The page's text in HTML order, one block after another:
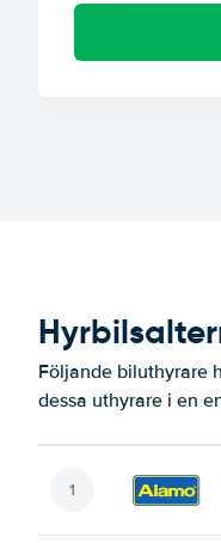
Följande biluthyrare
dessa uthyrare i en